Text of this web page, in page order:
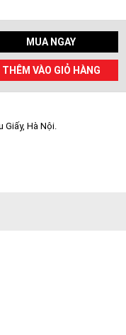
MUA NGAY
THÊM VÀO GIỎ HÀNG
Giấy, Hà Nội.